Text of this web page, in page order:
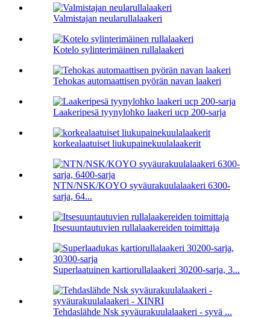
Valmistajan neularullalaakeri
Kotelo sylinterimäinen rullalaakeri
Tehokas automaattisen pyörän navan laakeri
Laakeripesä tyynylohko laakeri ucp 200-sarja
korkealaatuiset liukupainekuulalaakerit
NTN/NSK/KOYO syväurakuulalaakeri 6300-
sarja, 64...
Itsesuuntautuvien rullalaakereiden toimittaja
Superlaatuinen kartiorullalaakeri 30200-sarja, 3...
Tehdaslähde Nsk syväurakuulalaakeri - syvä ...